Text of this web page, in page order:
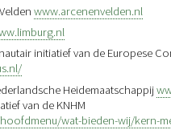
www.arcenenvelden.nl
initiatief van de Europese
Heidemaatschappij
van de KNHM
wat-bieden-wij/kern-